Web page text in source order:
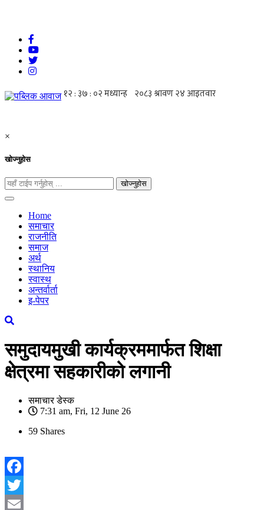
×
खोज्नुहोस
खोज्नुहोस
Home
समाचार
राजनीति
समाज
अर्थ
स्थानिय
स्वास्थ
अन्तर्वार्ता
इ-पेपर
समुदायमुखी कार्यक्रममार्फत शिक्षा
क्षेत्रमा सहकारीको लगानी
समाचार डेस्क
7:31 am, Fri, 12 June 26
59 Shares
Facebook
Twitter